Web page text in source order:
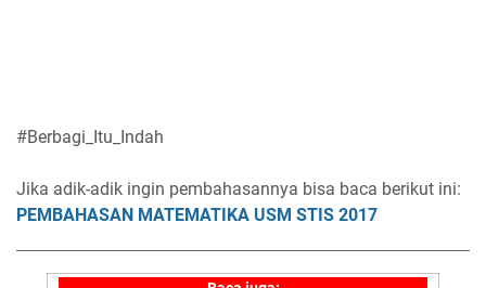
#Berbagi_Itu_Indah
Jika adik-adik ingin pembahasannya bisa baca berikut ini:
PEMBAHASAN MATEMATIKA USM STIS 2017